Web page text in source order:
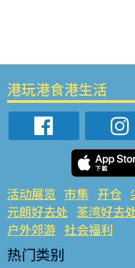
港玩港食港生活
活动展览 市集 开仓
元朗好去处 荃湾好去
户外郊游 社会福利
热门类别